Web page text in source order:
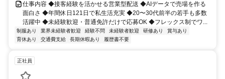
仕事内容 ◆接客経験を活かせる営業型配送 ◆AIデータで売場を作る
面白さ ◆年間休日121日で私生活充実 ◆20〜30代前半の若手も多数
活躍中 ◆未経験歓迎・普通免許だけで応募OK ◆フレックス制でワ...
制服あり 業界未経験者歓迎 経験不問 未経験者歓迎 研修あり
賞与あり
育休あり
交通費支給 長期休暇あり 履歴書不要
正社員